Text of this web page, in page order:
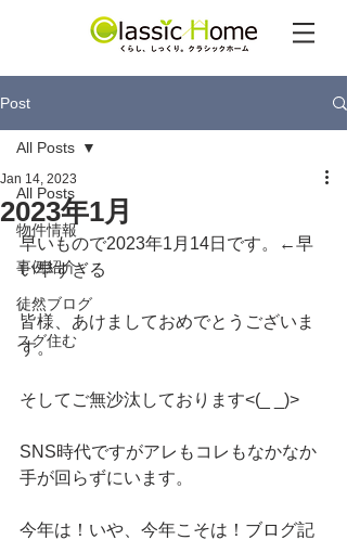
Post
All Posts
物件情報
事例紹介
徒然ブログ
スグ住む
All Posts
2023年1月
Jan 14, 2023
早いもので2023年1月14日です。←早
い早すぎる
皆様、あけましておめでとうございま
す。
そしてご無沙汰しております<(_ _)>
SNS時代ですがアレもコレもなかなか
手が回らずにいます。
今年は！いや、今年こそは！ブログ記